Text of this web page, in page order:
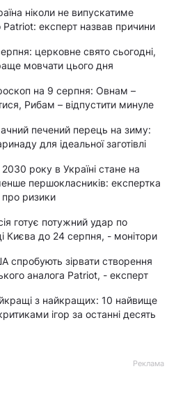
ніколи не випускатиме
Patriot: експерт назвав причини
церковне свято сьогодні,
мовчати цього дня
на 9 серпня: Овнам –
Рибам – відпустити минуле
печений перець на зиму:
для ідеальної заготівлі
року в Україні стане на
першокласників: експертка
про ризики
готує потужний удар по
Києва до 24 серпня, - монітори
спробують зірвати створення
аналога Patriot, - експерт
з найкращих: 10 найвище
ігор за останні десять
Реклама